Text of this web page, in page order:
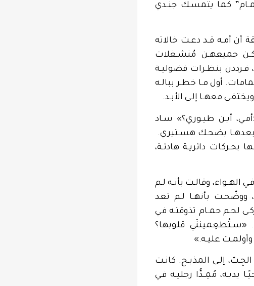
كما يتمسـك جنـدي
أن أمـه قـد دعـت خالاته
كـن جميعهـن مُنشـغلات
بنظـرات فضوليـة
أول مـا خطـر ببالـه
معهـا إلـى الأبـد.
أيـن طيـوري؟» سـاد
بعدهـا بضحـك هسـتيري.
بحـركات دائريـة هادئـة،
وقالـت بأنـه لـم
ووضّحـت بأنهـا لـم تعد
لحـم حمـام تذوقتـه فـي
«سـتُطعِميننَي قلوبها؟
عليـه.»
إلـى المذبـح. كانـت
يديـه، مُمِـدًّا رجليـه فـي